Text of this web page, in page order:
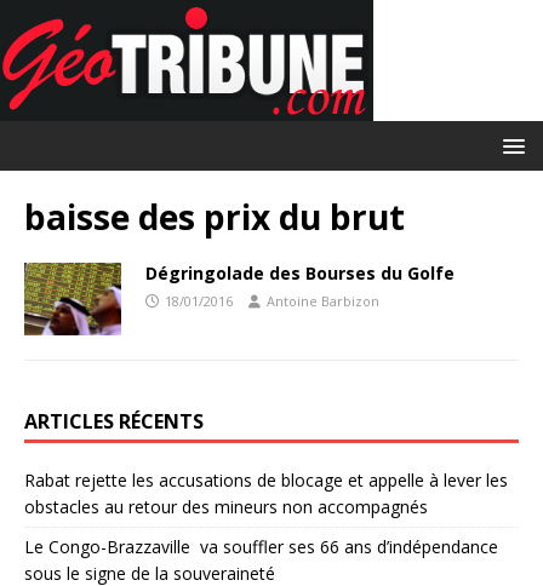
baisse des prix du brut
Dégringolade des Bourses du Golfe
18/01/2016 Antoine Barbizon
ARTICLES RÉCENTS
Rabat rejette les accusations de blocage et appelle à lever les
obstacles au retour des mineurs non accompagnés
Le Congo-Brazzaville va souffler ses 66 ans d’indépendance
sous le signe de la souveraineté